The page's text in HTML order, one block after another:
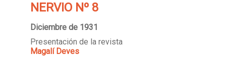
NERVIO Nº 8
Diciembre de 1931
Presentación de la revista
Magalí Deves